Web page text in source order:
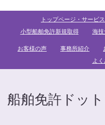
トップページ・サービ
小型船舶免許新規取得
海
お客様の声 事務所紹介
よ
船舶免許ドッ